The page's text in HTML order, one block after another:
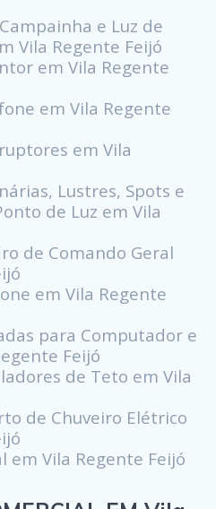
e Luz de
Vila Regente Feijó
em Vila Regente
em Vila Regente
em Vila
Lustres, Spots e
de Luz em Vila
de Comando Geral
em Vila Regente
para Computador e
Feijó
de Teto em Vila
de Chuveiro Elétrico
em Vila Regente Feijó